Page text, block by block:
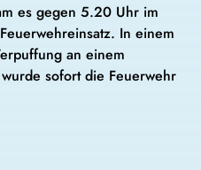
es gegen 5.20 Uhr im
In einem
an einem
sofort die Feuerwehr